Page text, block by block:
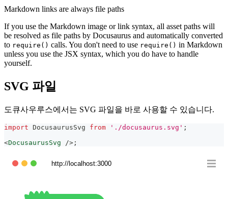
Markdown links are always file paths
If you use the Markdown image or link syntax, all asset paths will
be resolved as file paths by Docusaurus and automatically converted
to require() calls. You don't need to use require() in Markdown
unless you use the JSX syntax, which you do have to handle
yourself.
SVG 파일
도큐사우루스에서는 SVG 파일을 바로 사용할 수 있습니다.
import DocusaurusSvg from './docusaurus.svg' ;
<DocusaurusSvg /> ;
http://localhost:3000